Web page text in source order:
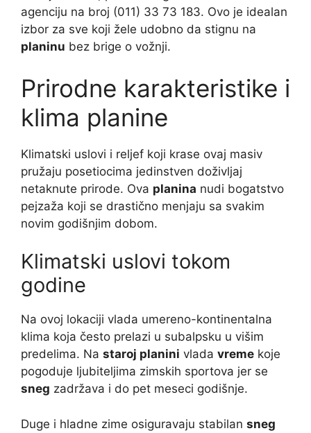
agenciju na broj (011) 33 73 183. Ovo je idealan
izbor za sve koji žele udobno da stignu na
planinu bez brige o vožnji.
Prirodne karakteristike i
klima planine
Klimatski uslovi i reljef koji krase ovaj masiv
pružaju posetiocima jedinstven doživljaj
netaknute prirode. Ova planina nudi bogatstvo
pejzaža koji se drastično menjaju sa svakim
novim godišnjim dobom.
Klimatski uslovi tokom
godine
Na ovoj lokaciji vlada umereno-kontinentalna
klima koja često prelazi u subalpsku u višim
predelima. Na staroj planini vlada vreme koje
pogoduje ljubiteljima zimskih sportova jer se
sneg zadržava i do pet meseci godišnje.
Duge i hladne zime osiguravaju stabilan sneg